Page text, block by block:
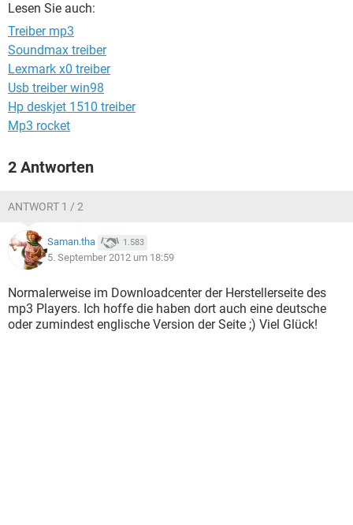
Lesen Sie auch:
Treiber mp3
Soundmax treiber
Lexmark x0 treiber
Usb treiber win98
Hp deskjet 1510 treiber
Mp3 rocket
2 Antworten
ANTWORT 1 / 2
Saman.tha 1.583
5. September 2012 um 18:59
Normalerweise im Downloadcenter der Herstellerseite des
mp3 Players. Ich hoffe die haben dort auch eine deutsche
oder zumindest englische Version der Seite ;) Viel Glück!